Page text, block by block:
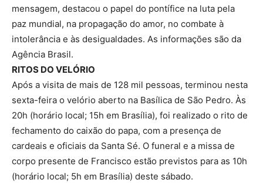
mensagem, destacou o papel do pontífice na luta pela
paz mundial, na propagação do amor, no combate à
intolerância e às desigualdades. As informações são da
Agência Brasil.
RITOS DO VELÓRIO
Após a visita de mais de 128 mil pessoas, terminou nesta
sexta-feira o velório aberto na Basílica de São Pedro. Às
20h (horário local; 15h em Brasília), foi realizado o rito de
fechamento do caixão do papa, com a presença de
cardeais e oficiais da Santa Sé. O funeral e a missa de
corpo presente de Francisco estão previstos para as 10h
(horário local; 5h em Brasília) deste sábado.